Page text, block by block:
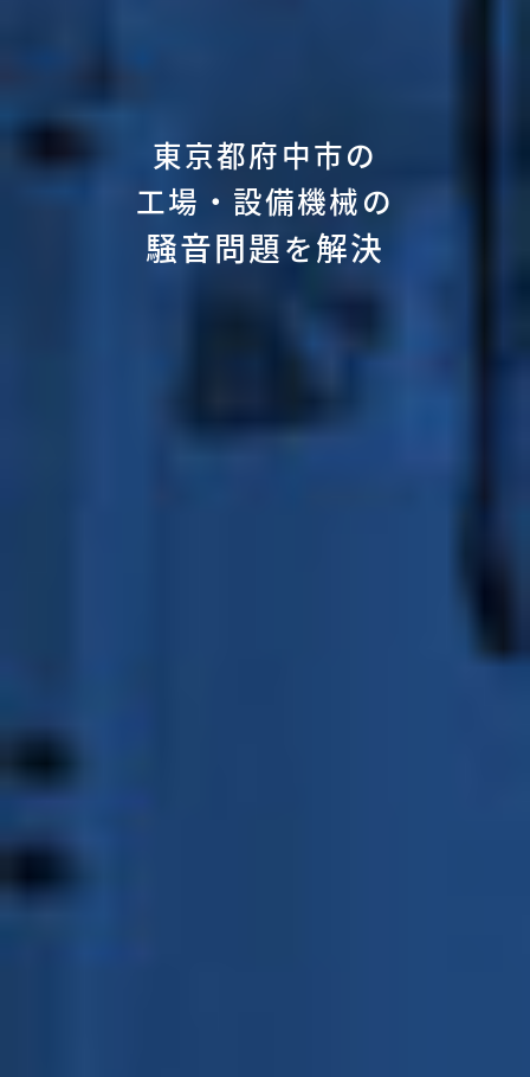
東京都府中市の
工場・設備機械の
騒音問題を解決